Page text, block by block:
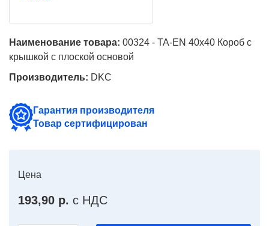
Наименование товара: 00324 - TA-EN 40x40 Короб с
крышкой с плоской основой
Производитель: DKC
Гарантия производителя
Товар сертифицирован
Цена
193,90 р. с НДС